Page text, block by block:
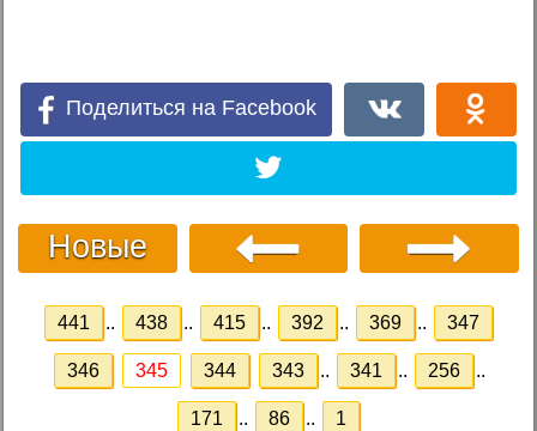
Поделиться на Facebook
Новые
441 .. 438 .. 415 .. 392 .. 369 .. 347
346 345 344 343 .. 341 .. 256 ..
171 .. 86 .. 1